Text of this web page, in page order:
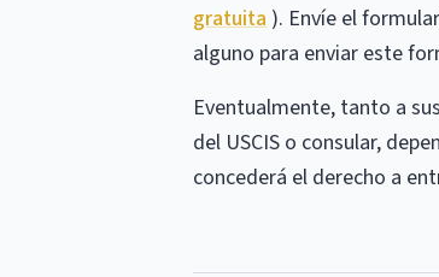
gratuita ). Envíe el
alguno para enviar este
Eventualmente, tanto a
del USCIS o consular,
concederá el derecho a